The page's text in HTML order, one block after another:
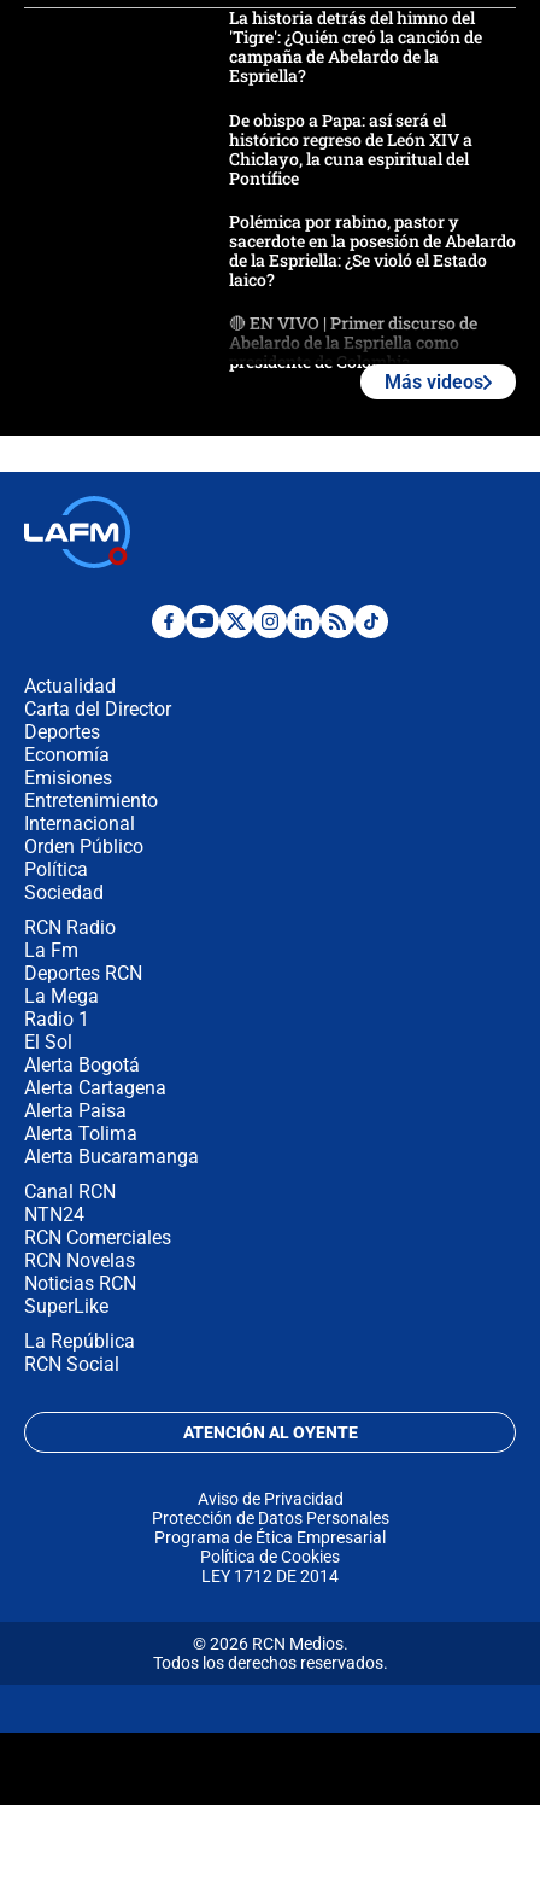
La historia detrás del himno del
'Tigre': ¿Quién creó la canción de
campaña de Abelardo de la
Espriella?
De obispo a Papa: así será el
histórico regreso de León XIV a
Chiclayo, la cuna espiritual del
Pontífice
Polémica por rabino, pastor y
sacerdote en la posesión de Abelardo
de la Espriella: ¿Se violó el Estado
laico?
🔴 EN VIVO | Primer discurso de
Abelardo de la Espriella como
presidente de Colombia
Desde dermatitis hasta infecciones:
Más videos
Actualidad
Carta del Director
Deportes
Economía
Emisiones
Entretenimiento
Internacional
Orden Público
Política
Sociedad
RCN Radio
La Fm
Deportes RCN
La Mega
Radio 1
El Sol
Alerta Bogotá
Alerta Cartagena
Alerta Paisa
Alerta Tolima
Alerta Bucaramanga
Canal RCN
NTN24
RCN Comerciales
RCN Novelas
Noticias RCN
SuperLike
La República
RCN Social
ATENCIÓN AL OYENTE
Aviso de Privacidad
Protección de Datos Personales
Programa de Ética Empresarial
Política de Cookies
LEY 1712 DE 2014
© 2026 RCN Medios.
Todos los derechos reservados.